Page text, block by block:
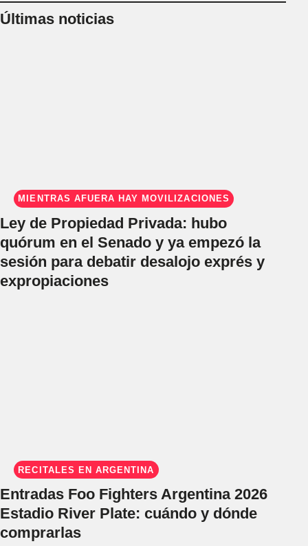
Últimas noticias
MIENTRAS AFUERA HAY MOVILIZACIONES
Ley de Propiedad Privada: hubo
quórum en el Senado y ya empezó la
sesión para debatir desalojo exprés y
expropiaciones
RECITALES EN ARGENTINA
Entradas Foo Fighters Argentina 2026
Estadio River Plate: cuándo y dónde
comprarlas